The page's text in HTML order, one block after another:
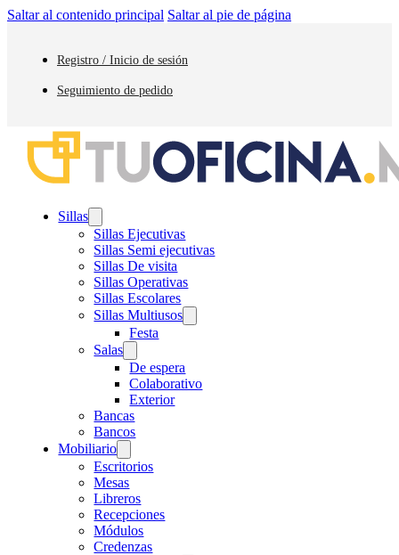
Saltar al contenido principal Saltar al pie de página
Registro / Inicio de sesión
Seguimiento de pedido
Sillas
Sillas Ejecutivas
Sillas Semi ejecutivas
Sillas De visita
Sillas Operativas
Sillas Escolares
Sillas Multiusos
Festa
Salas
De espera
Colaborativo
Exterior
Bancas
Bancos
Mobiliario
Escritorios
Mesas
Libreros
Recepciones
Módulos
Credenzas